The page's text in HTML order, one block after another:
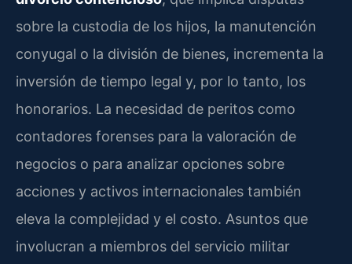
sobre la custodia de los hijos, la manutención
conyugal o la división de bienes, incrementa la
inversión de tiempo legal y, por lo tanto, los
honorarios. La necesidad de peritos como
contadores forenses para la valoración de
negocios o para analizar opciones sobre
acciones y activos internacionales también
eleva la complejidad y el costo. Asuntos que
involucran a miembros del servicio militar